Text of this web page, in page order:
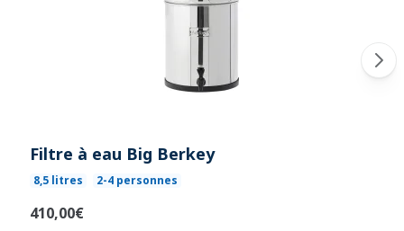
Filtre à eau Big Berkey
8,5 litres 2-4 personnes
410,00€